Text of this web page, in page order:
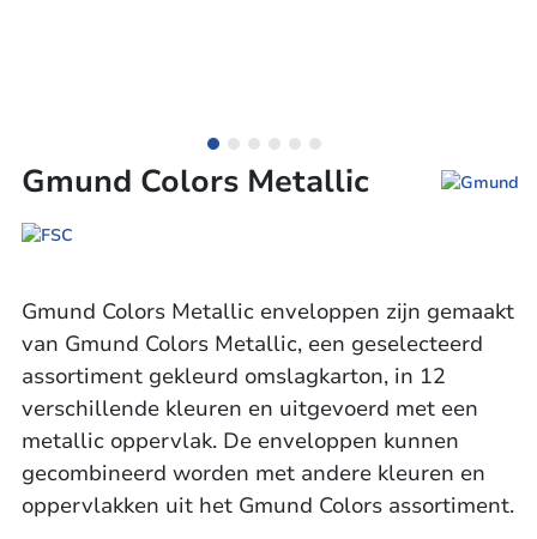
Gmund Colors Metallic
Gmund Colors Metallic enveloppen zijn gemaakt
van Gmund Colors Metallic, een geselecteerd
assortiment gekleurd omslagkarton, in 12
verschillende kleuren en uitgevoerd met een
metallic oppervlak. De enveloppen kunnen
gecombineerd worden met andere kleuren en
oppervlakken uit het Gmund Colors assortiment.